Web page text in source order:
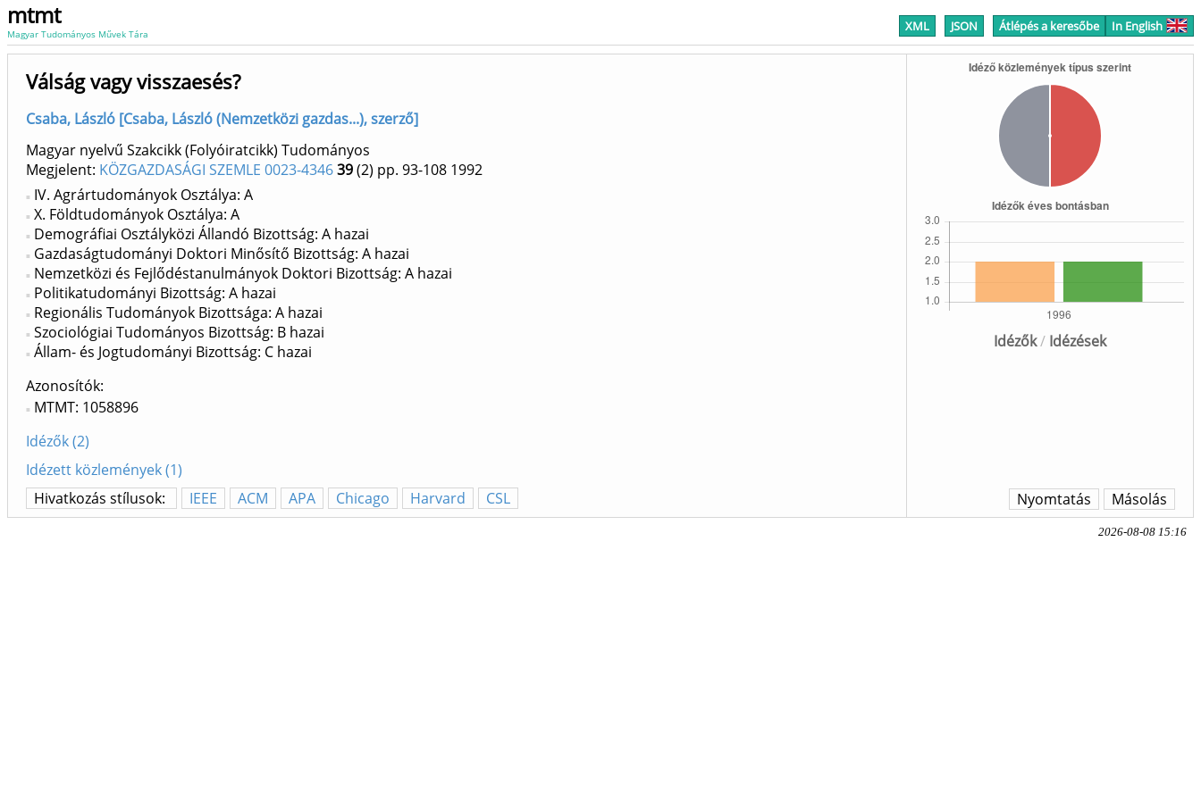
mtmt
Magyar Tudományos Művek Tára XML JSON Átlépés a keresőbe In English
Idézők/ Idézések
Válság vagy visszaesés?
Csaba, László [Csaba, László (Nemzetközi gazdas...), szerző]
Magyar nyelvű Szakcikk (Folyóiratcikk) Tudományos
Megjelent: KÖZGAZDASÁGI SZEMLE 0023-434639(2) pp. 93-108 1992
IV. Agrártudományok Osztálya: A
X. Földtudományok Osztálya: A
Demográfiai Osztályközi Állandó Bizottság: A hazai
Gazdaságtudományi Doktori Minősítő Bizottság: A hazai
Nemzetközi és Fejlődéstanulmányok Doktori Bizottság: A hazai
Politikatudományi Bizottság: A hazai
Regionális Tudományok Bizottsága: A hazai
Szociológiai Tudományos Bizottság: B hazai
Állam- és Jogtudományi Bizottság: C hazai
Azonosítók
MTMT: 1058896
Idézők (2)
Idézett közlemények (1)
Hivatkozás stílusok:
IEEE ACM APA Chicago Harvard CSL Másolás
Nyomtatás
2026-08-08 15:16